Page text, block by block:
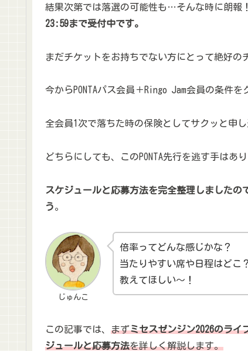
結果次第では落選の可能性も…そんな時に朗報！
23:59まで受付中です。
まだチケットをお持ちでない方にとって絶好の
今からPONTAパス会員＋Ringo Jam会員の条件を
全会員1次で落ちた時の保険としてサクッと申
どちらにしても、このPONTA先行を逃す手はあり
スケジュールと応募方法を完全整理しました
う。
じゅんこ
倍率ってどんな感じかな？
当たりやすい席や日程はどこ？
教えてほしい～！
この記事では、 まずミセスゼンジン2026のライ
ジュールと応募方法を詳しく解説します。